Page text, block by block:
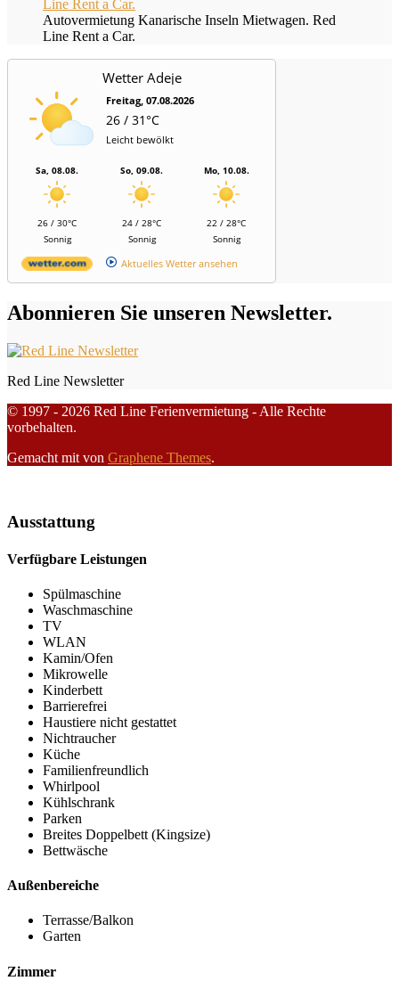
Autovermietung Kanarische Inseln Mietwagen. Red
Line Rent a Car.
Wetter Adeje
Freitag, 07.08.2026
26 / 31°C
Leicht bewölkt
Sa, 08.08.
26 / 30°C
Sonnig
So, 09.08.
24 / 28°C
Sonnig
Mo, 10.08.
22 / 28°C
Sonnig
Aktuelles Wetter ansehen
Abonnieren Sie unseren Newsletter.
Red Line Newsletter
© 1997 - 2026 Red Line Ferienvermietung - Alle Rechte
vorbehalten.
Gemacht mit von Graphene Themes.
Ausstattung
Verfügbare Leistungen
Spülmaschine
Waschmaschine
TV
WLAN
Kamin/Ofen
Mikrowelle
Kinderbett
Barrierefrei
Haustiere nicht gestattet
Nichtraucher
Küche
Familienfreundlich
Whirlpool
Kühlschrank
Parken
Breites Doppelbett (Kingsize)
Bettwäsche
Außenbereiche
Terrasse/Balkon
Garten
Zimmer